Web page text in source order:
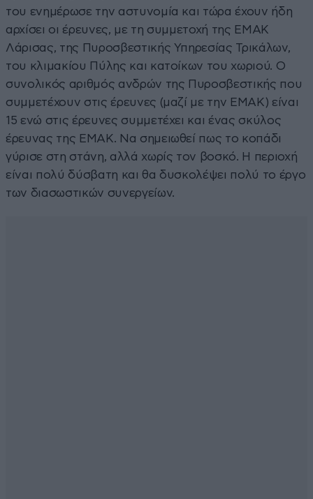
του ενημέρωσε την αστυνομία και τώρα έχουν ήδη
αρχίσει οι έρευνες, με τη συμμετοχή της ΕΜΑΚ
Λάρισας, της Πυροσβεστικής Υπηρεσίας Τρικάλων,
του κλιμακίου Πύλης και κατοίκων του χωριού. Ο
συνολικός αριθμός ανδρών της Πυροσβεστικής που
συμμετέχουν στις έρευνες (μαζί με την ΕΜΑΚ) είναι
15 ενώ στις έρευνες συμμετέχει και ένας σκύλος
έρευνας της ΕΜΑΚ. Να σημειωθεί πως το κοπάδι
γύρισε στη στάνη, αλλά χωρίς τον βοσκό. Η περιοχή
είναι πολύ δύσβατη και θα δυσκολέψει πολύ το έργο
των διασωστικών συνεργείων.